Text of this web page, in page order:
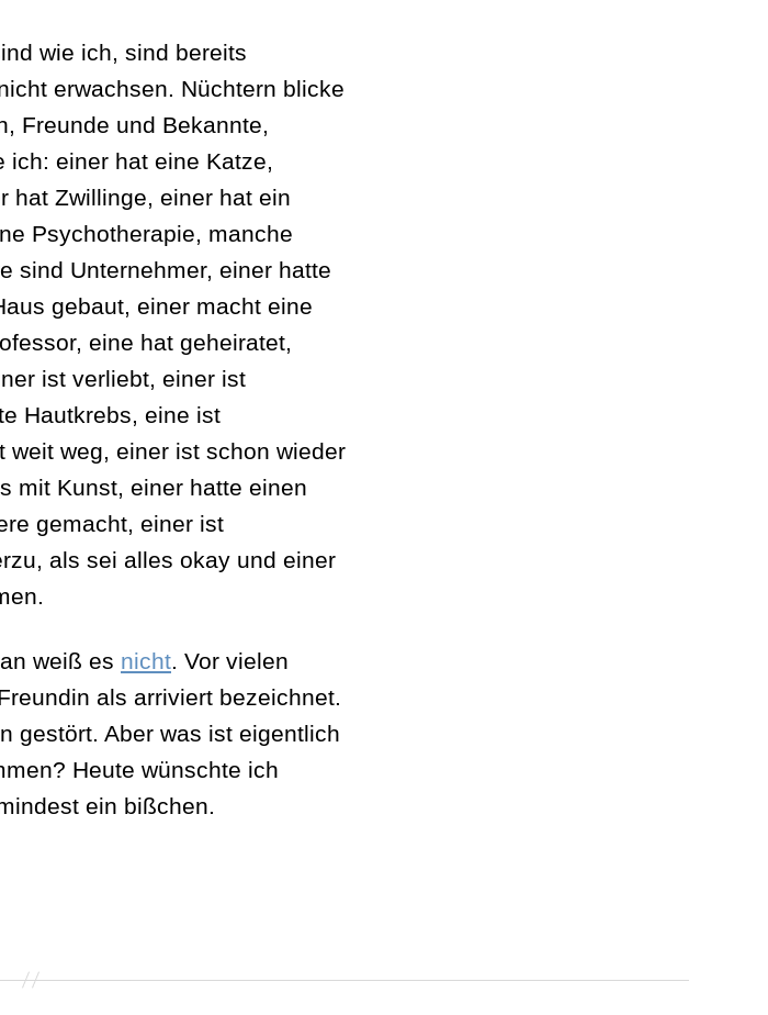
wie ich, sind bereits
erwachsen. Nüchtern blicke
Freunde und Bekannte,
einer hat eine Katze,
hat Zwillinge, einer hat ein
Psychotherapie, manche
sind Unternehmer, einer hatte
gebaut, einer macht eine
eine hat geheiratet,
ist verliebt, einer ist
Hautkrebs, eine ist
weit weg, einer ist schon wieder
mit Kunst, einer hatte einen
gemacht, einer ist
als sei alles okay und einer
weiß es nicht. Vor vielen
als arriviert bezeichnet.
gestört. Aber was ist eigentlich
Heute wünschte ich
ein bißchen.